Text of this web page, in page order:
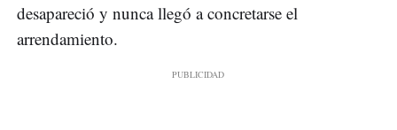
desapareció y nunca llegó a concretarse el
arrendamiento.